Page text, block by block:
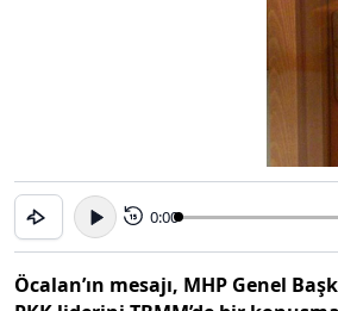
15 0:00
Öcalan’ın mesajı, MHP Genel